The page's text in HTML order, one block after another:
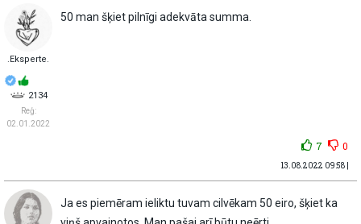
.Eksperte.
2134
Reģ:
02.01.2022
50 man šķiet pilnīgi adekvāta summa.
7 0
13.08.2022 09:58 |
Ja es piemēram ieliktu tuvam cilvēkam 50 eiro, šķiet ka